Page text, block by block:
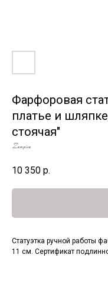
Фарфоровая
платье и
стоячая"
Zampiva
10 350 р.
Статуэтка ручной работы
11 см. Сертификат